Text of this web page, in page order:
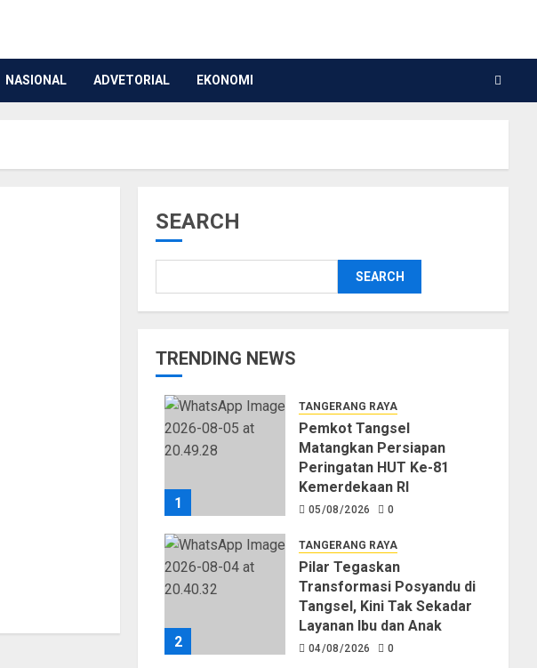
NASIONAL ADVETORIAL EKONOMI
SEARCH
SEARCH
TRENDING NEWS
1
TANGERANG RAYA
Pemkot Tangsel
Matangkan Persiapan
Peringatan HUT Ke-81
Kemerdekaan RI
05/08/2026 0
2
TANGERANG RAYA
Pilar Tegaskan
Transformasi Posyandu di
Tangsel, Kini Tak Sekadar
Layanan Ibu dan Anak
04/08/2026 0